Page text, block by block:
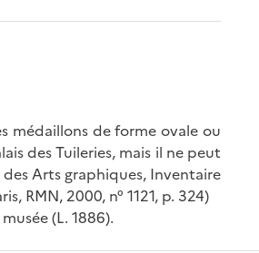
médaillons de forme ovale ou
des Tuileries, mais il ne peut
Arts graphiques, Inventaire
RMN, 2000, n° 1121, p. 324)
(L. 1886).